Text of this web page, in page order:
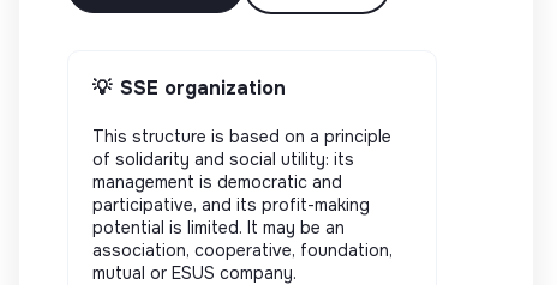
💡 SSE organization
This structure is based on a principle
of solidarity and social utility: its
management is democratic and
participative, and its profit-making
potential is limited. It may be an
association, cooperative, foundation,
mutual or ESUS company.